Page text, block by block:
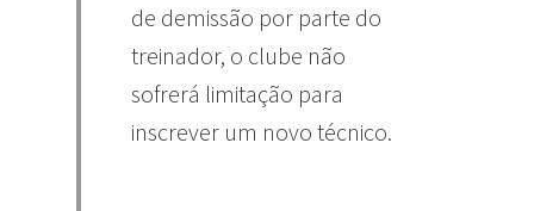
de demissão por parte do
treinador, o clube não
sofrerá limitação para
inscrever um novo técnico.